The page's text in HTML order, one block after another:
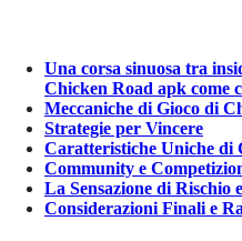
Una corsa sinuosa tra
Chicken Road apk come
Meccaniche di Gioco di
Strategie per Vincere
Caratteristiche Uniche di
Community e
La Sensazione di Rischio
Considerazioni Finali e